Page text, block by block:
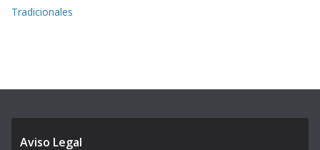
Tradicionales
Aviso Legal